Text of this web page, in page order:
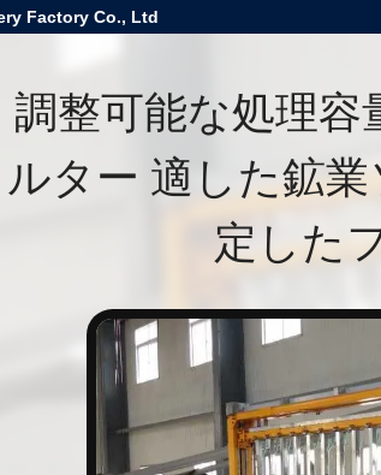
Factory Co., Ltd
調整可能な処理容
ルター 適した鉱
定した